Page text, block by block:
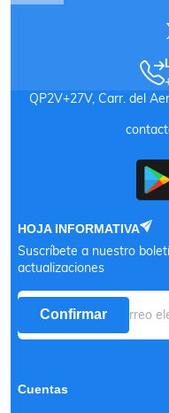
QP2V+27V, Carr. del
HOJA INFORMATIVA
Suscríbete a nuestro
actualizaciones
Confirmar
Cuentas